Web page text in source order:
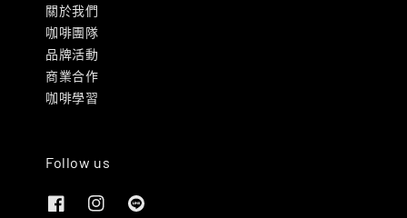
關於我們
咖啡團隊
品牌活動
商業合作
咖啡學習
Follow us